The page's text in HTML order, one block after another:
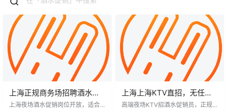
上海正规商务场招聘酒水促
销
上海夜场酒水促销岗位开放，适合
上海上海KTV直招，无任何
费用，可兼职
高端夜场KTV招酒水促销员，正规